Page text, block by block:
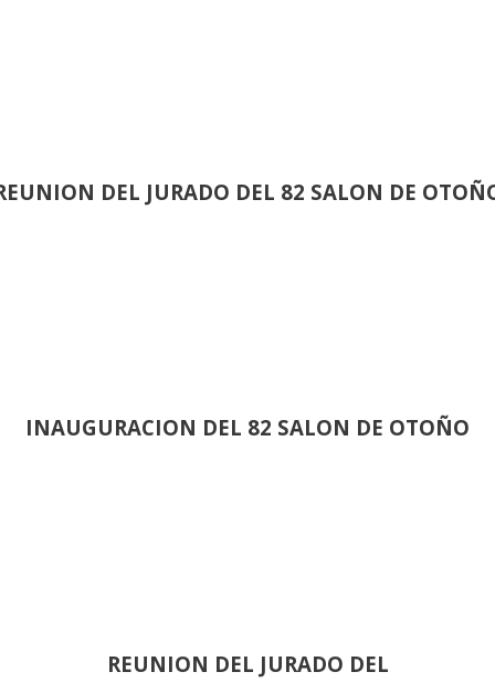
DEL JURADO DEL 82 SALON DE
INAUGURACION DEL 82 SALON DE OTOÑO
REUNION DEL JURADO DEL